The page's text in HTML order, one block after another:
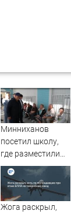
Минниханов
посетил школу,
где разместили
жителей
пострадавшего от
атаки БПЛА дома
в Нижнекамске
Жога раскрыл,